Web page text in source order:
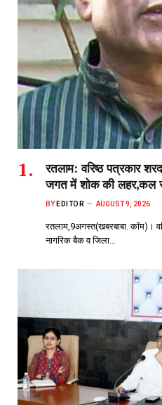
रतलाम: वरिष्ठ पत्रकार
जगत में शोक की लहर,कल
BY EDITOR AUGUST 9, 2026
रतलाम,9अगस्त(खबरबाबा. कॉम)।
नागरिक बैक व जिला…